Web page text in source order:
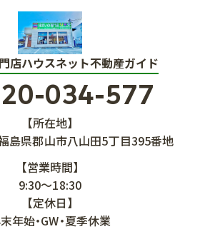
店ハウスネット不動産ガイド
034-577
【所在地】
島県郡山市八山田5丁目395番地
【営業時間】
9:30～18:30
【定休日】
年始・GW・夏季休業